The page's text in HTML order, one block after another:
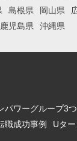
島根県 岡山県
鹿児島県 沖縄県
パワーグループ3
職成功事例 Uタ